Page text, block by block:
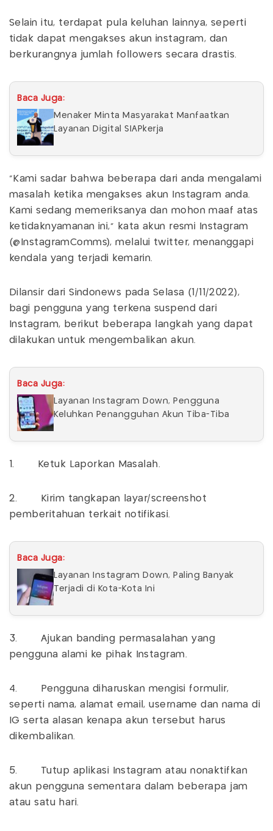
Selain itu, terdapat pula keluhan lainnya, seperti
tidak dapat mengakses akun instagram, dan
berkurangnya jumlah followers secara drastis.
Baca Juga:
Menaker Minta Masyarakat Manfaatkan
Layanan Digital SIAPkerja
“Kami sadar bahwa beberapa dari anda mengalami
masalah ketika mengakses akun Instagram anda.
Kami sedang memeriksanya dan mohon maaf atas
ketidaknyamanan ini,” kata akun resmi Instagram
(@InstagramComms), melalui twitter, menanggapi
kendala yang terjadi kemarin.
Dilansir dari Sindonews pada Selasa (1/11/2022),
bagi pengguna yang terkena suspend dari
Instagram, berikut beberapa langkah yang dapat
dilakukan untuk mengembalikan akun.
Baca Juga:
Layanan Instagram Down, Pengguna
Keluhkan Penangguhan Akun Tiba-Tiba
1. Ketuk Laporkan Masalah.
2. Kirim tangkapan layar/screenshot
pemberitahuan terkait notifikasi.
Baca Juga:
Layanan Instagram Down, Paling Banyak
Terjadi di Kota-Kota Ini
3. Ajukan banding permasalahan yang
pengguna alami ke pihak Instagram.
4. Pengguna diharuskan mengisi formulir,
seperti nama, alamat email, username dan nama di
IG serta alasan kenapa akun tersebut harus
dikembalikan.
5. Tutup aplikasi Instagram atau nonaktifkan
akun pengguna sementara dalam beberapa jam
atau satu hari.